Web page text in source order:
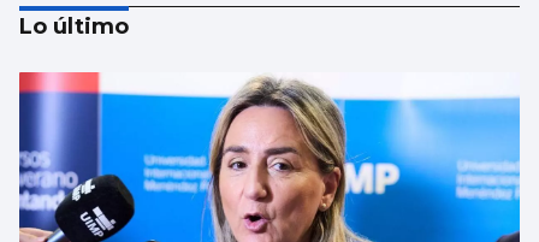
Lo último